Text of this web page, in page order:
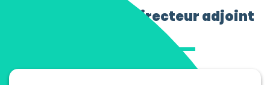
Offres d’emploi Directeur adjoint
crèche